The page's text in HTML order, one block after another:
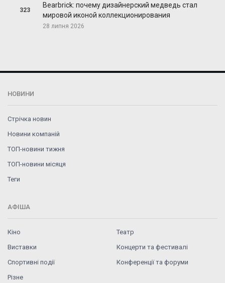
323
Bearbrick: почему дизайнерский медведь стал
мировой иконой коллекционирования
28 липня 2026
НОВИНИ
Стрічка новин
Новини компаній
ТОП-новини тижня
ТОП-новини місяця
Теги
АФІША
Кіно
Театр
Виставки
Концерти та фестивалі
Спортивні події
Конференції та форуми
Різне